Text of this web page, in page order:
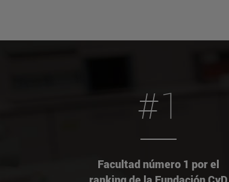
#1
Facultad número 1 por el